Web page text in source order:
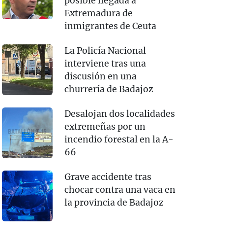
Extremadura de
inmigrantes de Ceuta
La Policía Nacional
interviene tras una
discusión en una
churrería de Badajoz
Desalojan dos localidades
extremeñas por un
incendio forestal en la A-
66
Grave accidente tras
chocar contra una vaca en
la provincia de Badajoz